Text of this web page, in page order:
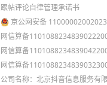
跟帖评论自律管理承诺书
京公网安备
网信算备
网信算备
网信算备
公司名称：北京抖音信息服务有